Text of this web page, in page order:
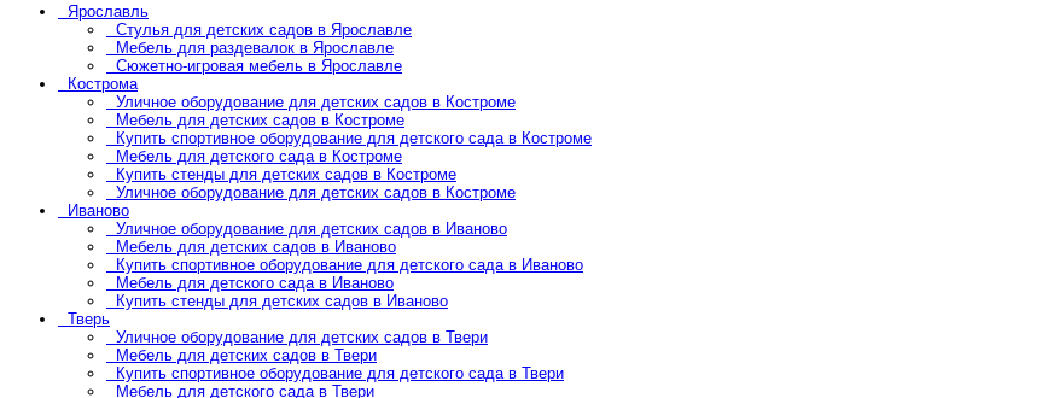
Ярославль
Стулья для детских садов в Ярославле
Мебель для раздевалок в Ярославле
Сюжетно-игровая мебель в Ярославле
Кострома
Уличное оборудование для детских садов в Костроме
Мебель для детских садов в Костроме
Купить спортивное оборудование для детского сада в Костроме
Мебель для детского сада в Костроме
Купить стенды для детских садов в Костроме
Уличное оборудование для детских садов в Костроме
Иваново
Уличное оборудование для детских садов в Иваново
Мебель для детских садов в Иваново
Купить спортивное оборудование для детского сада в Иваново
Мебель для детского сада в Иваново
Купить стенды для детских садов в Иваново
Тверь
Уличное оборудование для детских садов в Твери
Мебель для детских садов в Твери
Купить спортивное оборудование для детского сада в Твери
Мебель для детского сада в Твери